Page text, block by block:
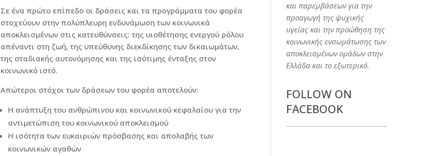
Σε ένα πρώτο επίπεδο οι δράσεις και τα προγράμματα του φορέα
στοχεύουν στην πολύπλευρη ενδυνάμωση των κοινωνικά
αποκλεισμένων στις κατευθύνσεις: της υιοθέτησης ενεργού ρόλου
απέναντι στη ζωή, της υπεύθυνης διεκδίκησης των δικαιωμάτων,
της σταδιακής αυτονόμησης και της ισότιμης ένταξης στον
κοινωνικό ιστό.
Απώτεροι στόχοι των δράσεων του φορέα αποτελούν:
Η ανάπτυξη του ανθρώπινου και κοινωνικού κεφαλαίου για την
αντιμετώπιση του κοινωνικού αποκλεισμού
Η ισότητα των ευκαιριών πρόσβασης και απολαβής των
κοινωνικών αγαθών
και παρεμβάσεων για την
προαγωγή της ψυχικής
υγείας και την προώθηση της
κοινωνικής ενσωμάτωσης των
αποκλεισμένων ομάδων στην
Ελλάδα και το εξωτερικό.
FOLLOW ON
FACEBOOK